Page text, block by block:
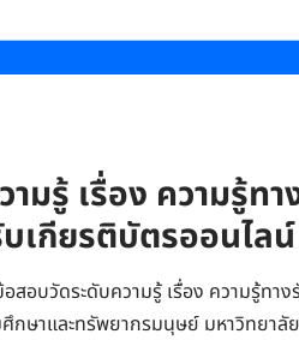
มรู้ เรื่อง ความรู้ท
เกียรติบัตรออนไลน์
อบวัดระดับความรู้ เรื่อง ความรู้ทา
กษาและทรัพยากรมนุษย์ มหาวิทยาลั